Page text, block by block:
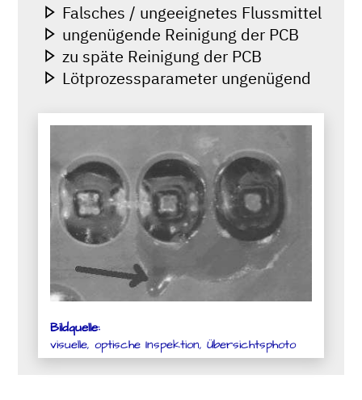
Falsches / ungeeignetes Flussmittel
ungenügende Reinigung der PCB
zu späte Reinigung der PCB
Lötprozessparameter ungenügend
Bildquelle:
visuelle, optische Inspektion, Übersichtsphoto